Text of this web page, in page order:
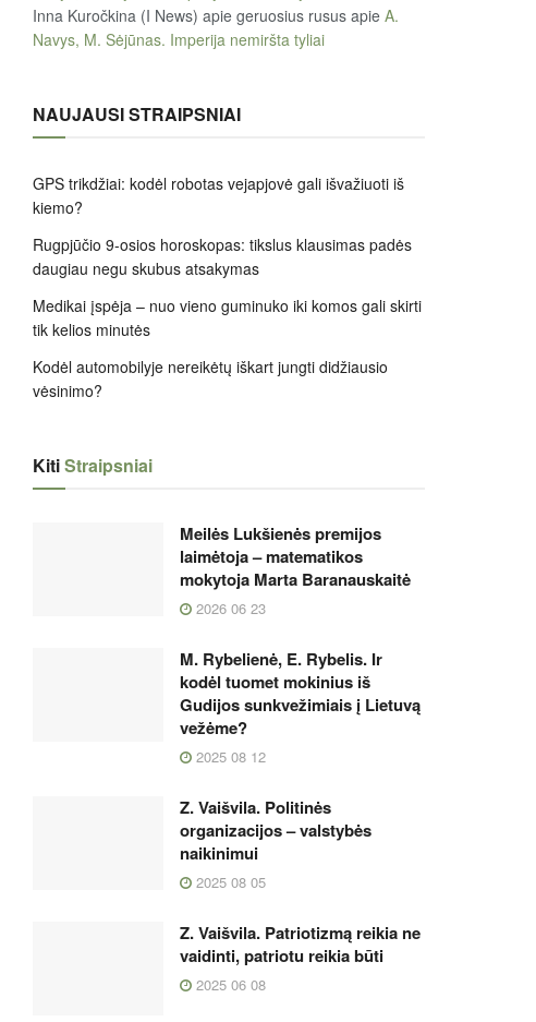
Inna Kuročkina (I News) apie geruosius rusus apie A.
Navys, M. Sėjūnas. Imperija nemiršta tyliai
NAUJAUSI STRAIPSNIAI
GPS trikdžiai: kodėl robotas vejapjovė gali išvažiuoti iš
kiemo?
Rugpjūčio 9-osios horoskopas: tikslus klausimas padės
daugiau negu skubus atsakymas
Medikai įspėja – nuo vieno guminuko iki komos gali skirti
tik kelios minutės
Kodėl automobilyje nereikėtų iškart jungti didžiausio
vėsinimo?
KitiStraipsniai
Meilės Lukšienės premijos
laimėtoja – matematikos
mokytoja Marta Baranauskaitė
2026 06 23
M. Rybelienė, E. Rybelis. Ir
kodėl tuomet mokinius iš
Gudijos sunkvežimiais į Lietuvą
vežėme?
2025 08 12
Z. Vaišvila. Politinės
organizacijos – valstybės
naikinimui
2025 08 05
Z. Vaišvila. Patriotizmą reikia ne
vaidinti, patriotu reikia būti
2025 06 08